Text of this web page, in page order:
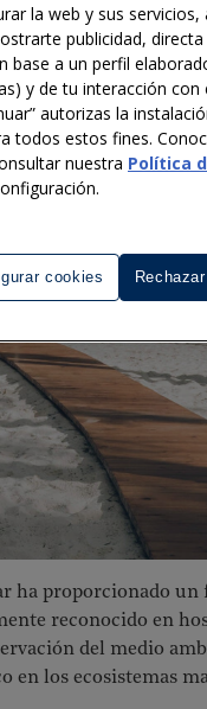
proporcionado un
reconocido en
del medio
en los ecosistemas
la web y sus servicios,
publicidad,
base a un perfil
y de tu interacción con
autorizas la
todos estos fines.
nuestra Política
cookies